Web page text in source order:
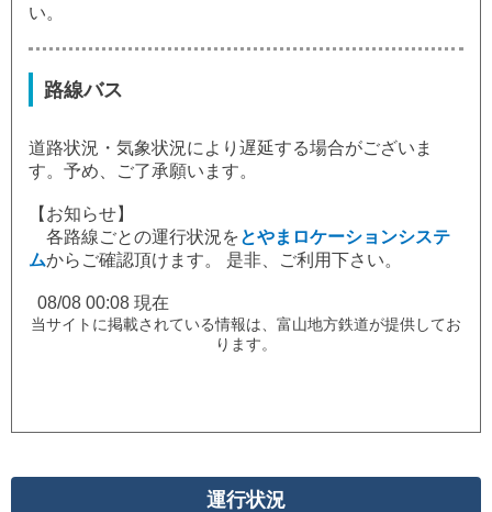
い。
路線バス
道路状況・気象状況により遅延する場合がございま
す。予め、ご了承願います。
【お知らせ】
各路線ごとの運行状況をとやまロケーションシステ
ムからご確認頂けます。 是非、ご利用下さい。
08/08 00:08 現在
当サイトに掲載されている情報は、富山地方鉄道が提供してお
ります。
運行状況